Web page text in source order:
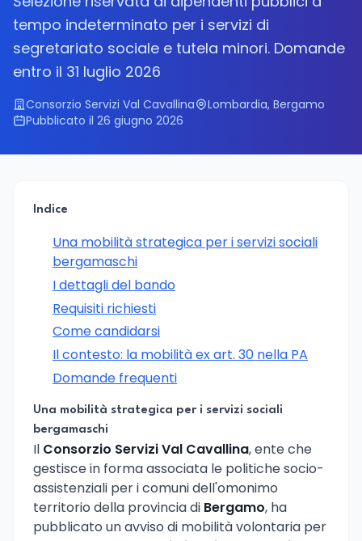
tempo indeterminato per i servizi di
segretariato sociale e tutela minori. Domande
entro il 31 luglio 2026
Consorzio Servizi Val Cavallina
Lombardia, Bergamo
Pubblicato il 26 giugno 2026
Indice
Una mobilità strategica per i servizi sociali
bergamaschi
I dettagli del bando
Requisiti richiesti
Come candidarsi
Il contesto: la mobilità ex art. 30 nella PA
Domande frequenti
Una mobilità strategica per i servizi sociali
bergamaschi
Il Consorzio Servizi Val Cavallina, ente che
gestisce in forma associata le politiche socio-
assistenziali per i comuni dell'omonimo
territorio della provincia di Bergamo, ha
pubblicato un avviso di mobilità volontaria per